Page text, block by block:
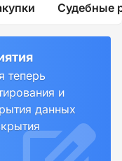
Судебные
теперь
и
данных